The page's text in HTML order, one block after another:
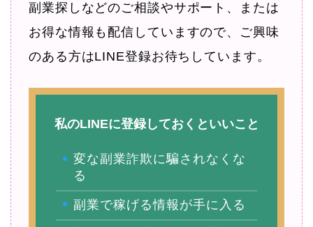
副業探しなどのご相談やサポート、または
お得な情報も配信していますので、ご興味
のある方はLINE登録お待ちしています。
私のLINEに登録しておくといいこと
変な副業詐欺に騙されなくな
る
副業で稼げる情報が手に入る